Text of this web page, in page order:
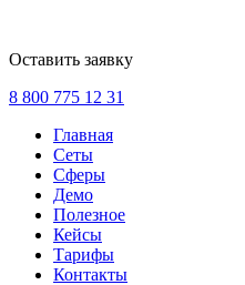
Оставить заявку
8 800 775 12 31
Главная
Сеты
Сферы
Демо
Полезное
Кейсы
Тарифы
Контакты